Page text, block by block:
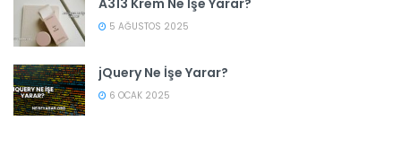
5 AĞUSTOS 2025
jQuery Ne İşe Yarar?
6 OCAK 2025